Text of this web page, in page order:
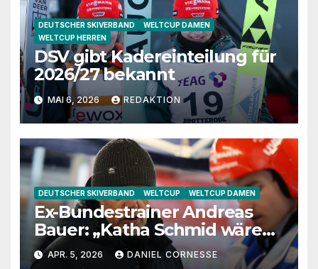
DEUTSCHER SKIVERBAND
WELTCUP DAMEN
WELTCUP HERREN
DSV gibt Kadereinteilung für
2026/27 bekannt
MAI 6, 2026 REDAKTION
DEUTSCHER SKIVERBAND WELTCUP WELTCUP DAMEN
Ex-Bundestrainer Andreas
Bauer: „Katha Schmid wäre
eine extrem gute
APR. 5, 2026 DANIEL CORNESSE